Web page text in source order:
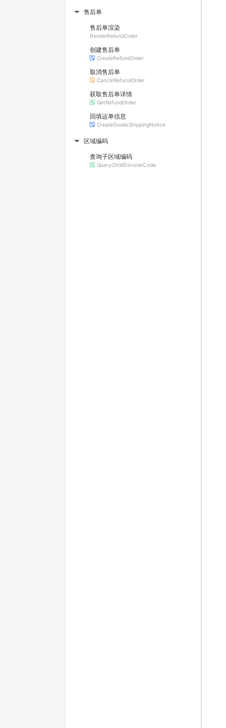
▶ 售后单
售后单渲染
RenderRefundOrder
创建售后单
CreateRefundOrder
取消售后单
CancelRefundOrder
获取售后单详情
GetRefundOrder
回填运单信息
CreateGoodsShippingNotice
▶ 区域编码
查询子区域编码
QueryChildDivisionCode